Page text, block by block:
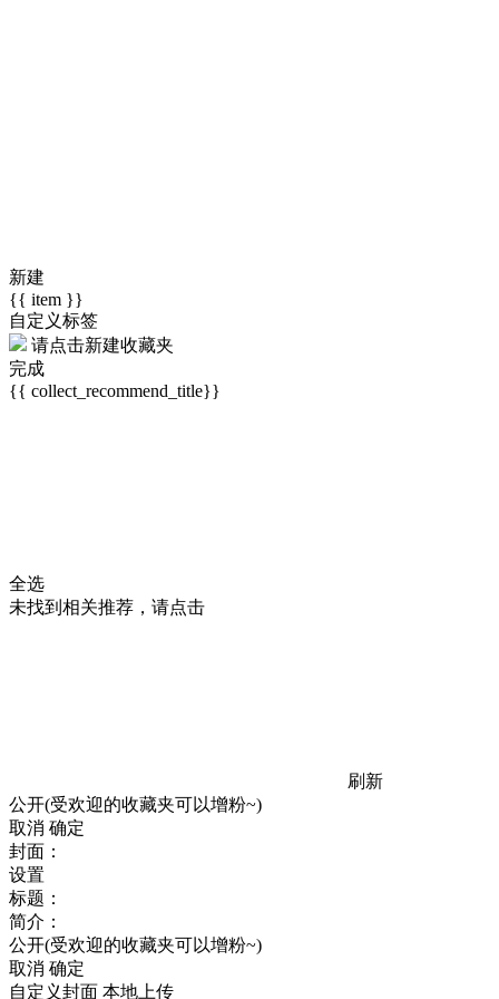
新建
{{ item }}
自定义标签
请点击新建收藏夹
完成
{{ collect_recommend_title}}
全选
未找到相关推荐，请点击
刷新
公开(受欢迎的收藏夹可以增粉~)
取消 确定
封面：
设置
标题：
简介：
公开(受欢迎的收藏夹可以增粉~)
取消 确定
自定义封面 本地上传